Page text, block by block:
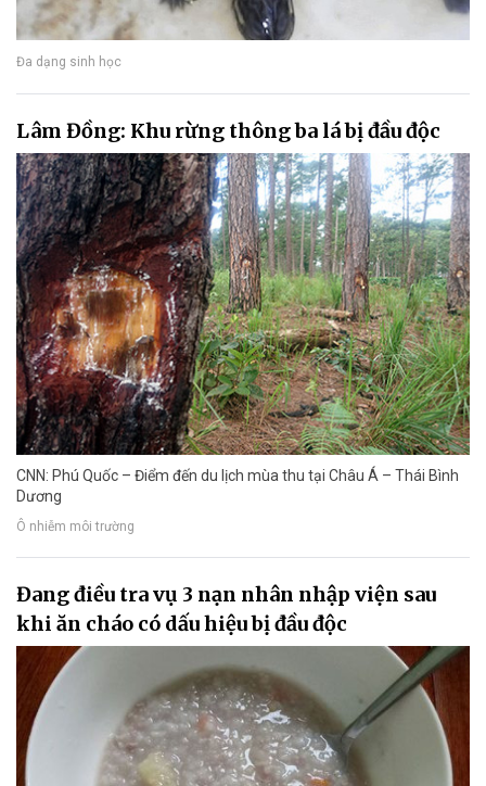
Đa dạng sinh học
Lâm Đồng: Khu rừng thông ba lá bị đầu độc
CNN: Phú Quốc – Điểm đến du lịch mùa thu tại Châu Á – Thái Bình
Dương
Ô nhiễm môi trường
Đang điều tra vụ 3 nạn nhân nhập viện sau
khi ăn cháo có dấu hiệu bị đầu độc